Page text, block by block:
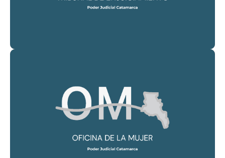
CONSULTAR